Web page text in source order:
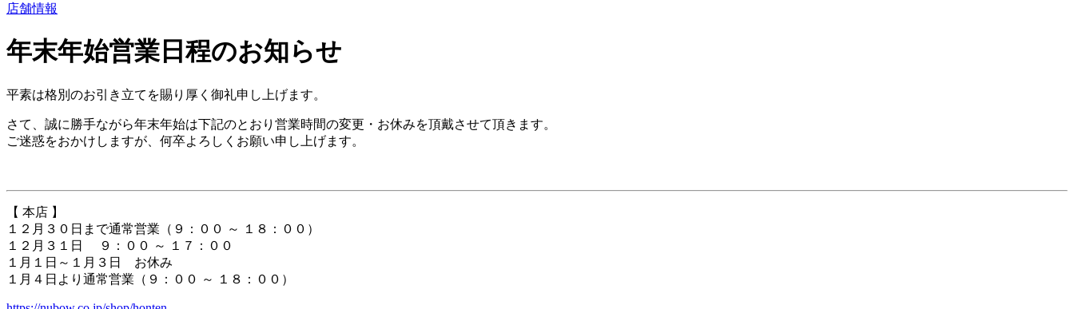
店舗情報
年末年始営業日程のお知らせ
平素は格別のお引き立てを賜り厚く御礼申し上げます。
さて、誠に勝手ながら年末年始は下記のとおり営業時間の変更・お休みを頂戴させて頂きます。
ご迷惑をおかけしますが、何卒よろしくお願い申し上げます。
【 本店 】
１２月３０日まで通常営業（９：００ ～ １８：００）
１２月３１日 ９：００ ～ １７：００
１月１日～１月３日 お休み
１月４日より通常営業（９：００ ～ １８：００）